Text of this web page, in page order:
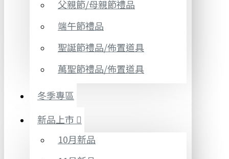
父親節/母親節禮品
端午節禮品
聖誕節禮品/佈置道具
萬聖節禮品/佈置道具
冬季專區
新品上市
10月新品